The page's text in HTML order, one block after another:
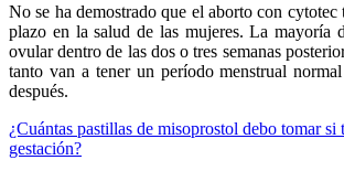
No se ha demostrado que el aborto con cytotec
plazo en la salud de las mujeres. La mayoría
ovular dentro de las dos o tres semanas
tanto van a tener un período menstrual
después.
¿Cuántas pastillas de misoprostol debo tomar si
gestación?